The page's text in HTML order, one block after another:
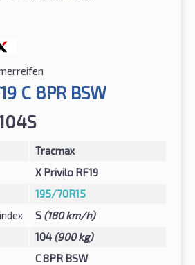
C 8PR BSW
Tracmax
X Privilo RF19
195/70R15
S (180 km/h)
104 (900 kg)
C 8PR BSW